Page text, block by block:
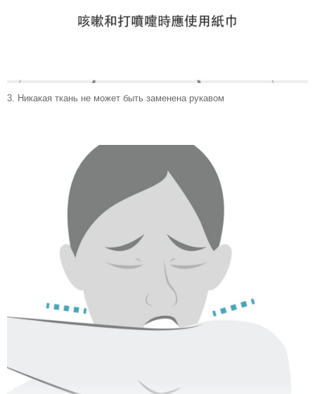
3. Никакая ткань не может быть заменена рукавом